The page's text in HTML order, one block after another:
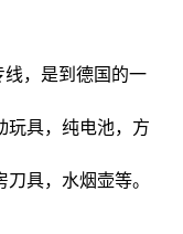
，是到德国的一
玩具，纯电池，方
具，水烟壶等。